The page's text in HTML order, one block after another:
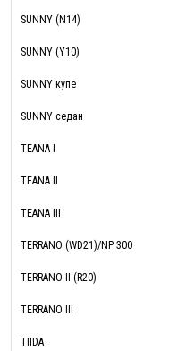
SUNNY (N14)
SUNNY (Y10)
SUNNY купе
SUNNY седан
TEANA I
TEANA II
TEANA III
TERRANO (WD21)/NP 300
TERRANO II (R20)
TERRANO III
TIIDA